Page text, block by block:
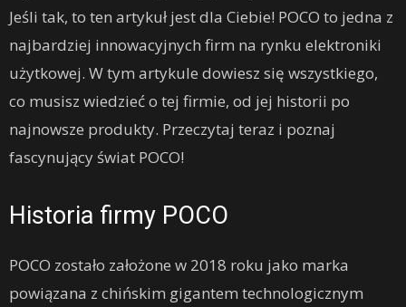
Jeśli tak, to ten artykuł jest dla Ciebie! POCO to jedna z
najbardziej innowacyjnych firm na rynku elektroniki
użytkowej. W tym artykule dowiesz się wszystkiego,
co musisz wiedzieć o tej firmie, od jej historii po
najnowsze produkty. Przeczytaj teraz i poznaj
fascynujący świat POCO!
Historia firmy POCO
POCO zostało założone w 2018 roku jako marka
powiązana z chińskim gigantem technologicznym